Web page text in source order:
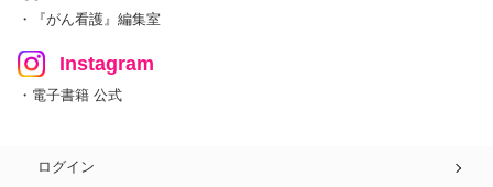
・『がん看護』編集室
Instagram
・電子書籍 公式
ログイン